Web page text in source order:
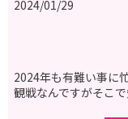
2024/01/29
2024年も有難い事に
観戦なんですがそこ